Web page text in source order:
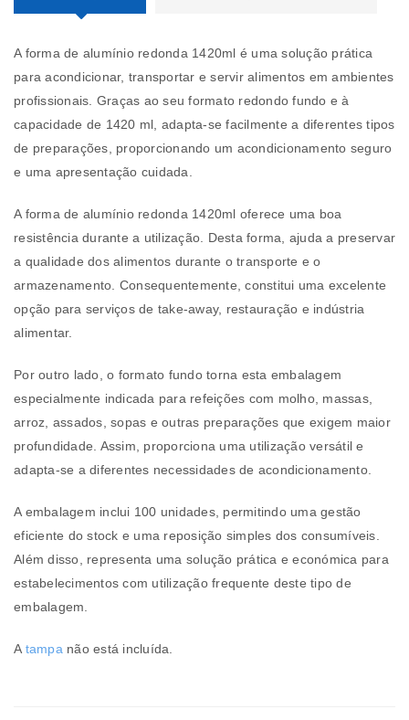
A forma de alumínio redonda 1420ml é uma solução prática
para acondicionar, transportar e servir alimentos em ambientes
profissionais. Graças ao seu formato redondo fundo e à
capacidade de 1420 ml, adapta-se facilmente a diferentes tipos
de preparações, proporcionando um acondicionamento seguro
e uma apresentação cuidada.
A forma de alumínio redonda 1420ml oferece uma boa
resistência durante a utilização. Desta forma, ajuda a preservar
a qualidade dos alimentos durante o transporte e o
armazenamento. Consequentemente, constitui uma excelente
opção para serviços de take-away, restauração e indústria
alimentar.
Por outro lado, o formato fundo torna esta embalagem
especialmente indicada para refeições com molho, massas,
arroz, assados, sopas e outras preparações que exigem maior
profundidade. Assim, proporciona uma utilização versátil e
adapta-se a diferentes necessidades de acondicionamento.
A embalagem inclui 100 unidades, permitindo uma gestão
eficiente do stock e uma reposição simples dos consumíveis.
Além disso, representa uma solução prática e económica para
estabelecimentos com utilização frequente deste tipo de
embalagem.
A tampanão está incluída.